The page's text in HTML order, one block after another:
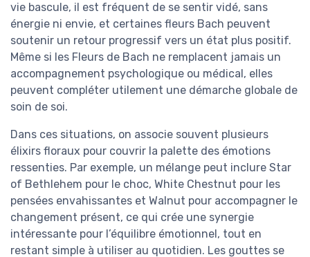
vie bascule, il est fréquent de se sentir vidé, sans
énergie ni envie, et certaines fleurs Bach peuvent
soutenir un retour progressif vers un état plus positif.
Même si les Fleurs de Bach ne remplacent jamais un
accompagnement psychologique ou médical, elles
peuvent compléter utilement une démarche globale de
soin de soi.
Dans ces situations, on associe souvent plusieurs
élixirs floraux pour couvrir la palette des émotions
ressenties. Par exemple, un mélange peut inclure Star
of Bethlehem pour le choc, White Chestnut pour les
pensées envahissantes et Walnut pour accompagner le
changement présent, ce qui crée une synergie
intéressante pour l’équilibre émotionnel, tout en
restant simple à utiliser au quotidien. Les gouttes se